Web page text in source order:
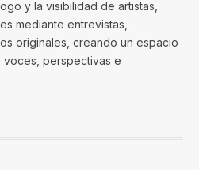
y la visibilidad de artistas,
mediante entrevistas,
originales, creando un espacio
perspectivas e